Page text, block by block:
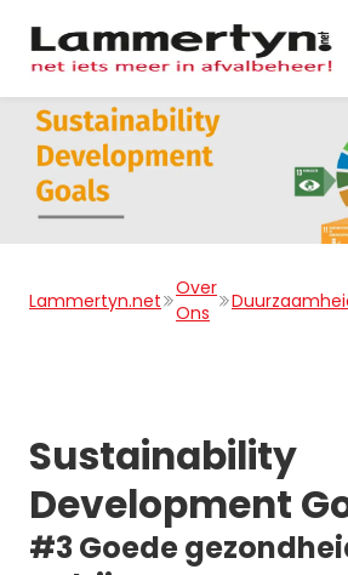
Lammertyn.net
Over
Ons
Sustainability
Development
#3 Goede